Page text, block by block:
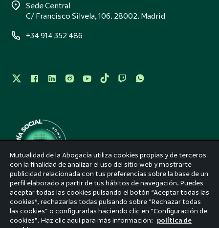
Sede Central
C/ Francisco Silvela, 106. 28002. Madrid
+34 914 352 486
Aviso legal
Accesibilidad
Política de privacidad
Mutualidad de la Abogacía utiliza cookies propias y de terceros
con la finalidad de analizar el uso del sitio web y mostrarte
publicidad relacionada con tus preferencias sobre la base de un
perfil elaborado a partir de tus hábitos de navegación. Puedes
aceptar todas las cookies pulsando el botón “Aceptar todas las
cookies”, rechazarlas todas pulsando sobre "Rechazar todas
las cookies" o configurarlas haciendo clic en "Configuración de
cookies". Haz clic aquí para más información: política de